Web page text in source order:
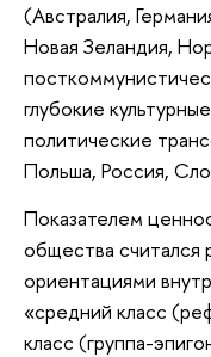
(Австралия,
Новая Зеландия,
глубокие
политические
Польша, Россия,
Показателем
общества
ориентациями
«средний класс
класс (группа-